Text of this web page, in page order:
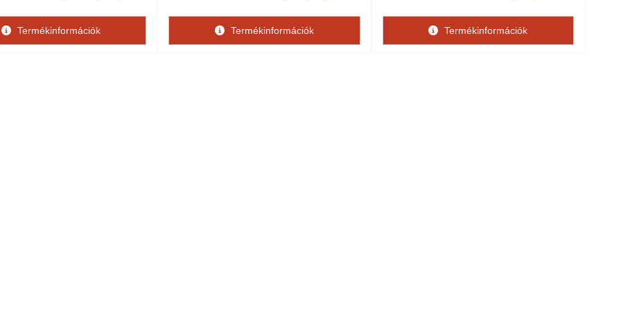
Termékinformációk Termékinformációk Termékinformációk